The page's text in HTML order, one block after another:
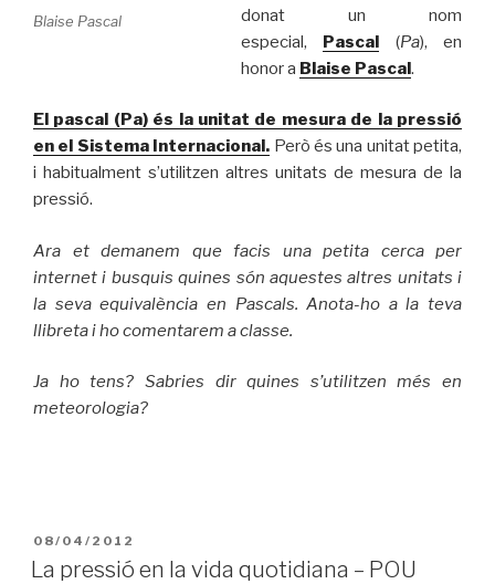
Blaise Pascal
donat un nom
especial, Pascal (Pa), en
honor a Blaise Pascal.
El pascal (Pa) és la unitat de mesura de la pressió
en el Sistema Internacional. Però és una unitat petita,
i habitualment s’utilitzen altres unitats de mesura de la
pressió.
Ara et demanem que facis una petita cerca per
internet i busquis quines són aquestes altres unitats i
la seva equivalència en Pascals. Anota-ho a la teva
llibreta i ho comentarem a classe.
Ja ho tens? Sabries dir quines s’utilitzen més en
meteorologia?
PUBLICAT
A
08/04/2012
La pressió en la vida quotidiana – POU